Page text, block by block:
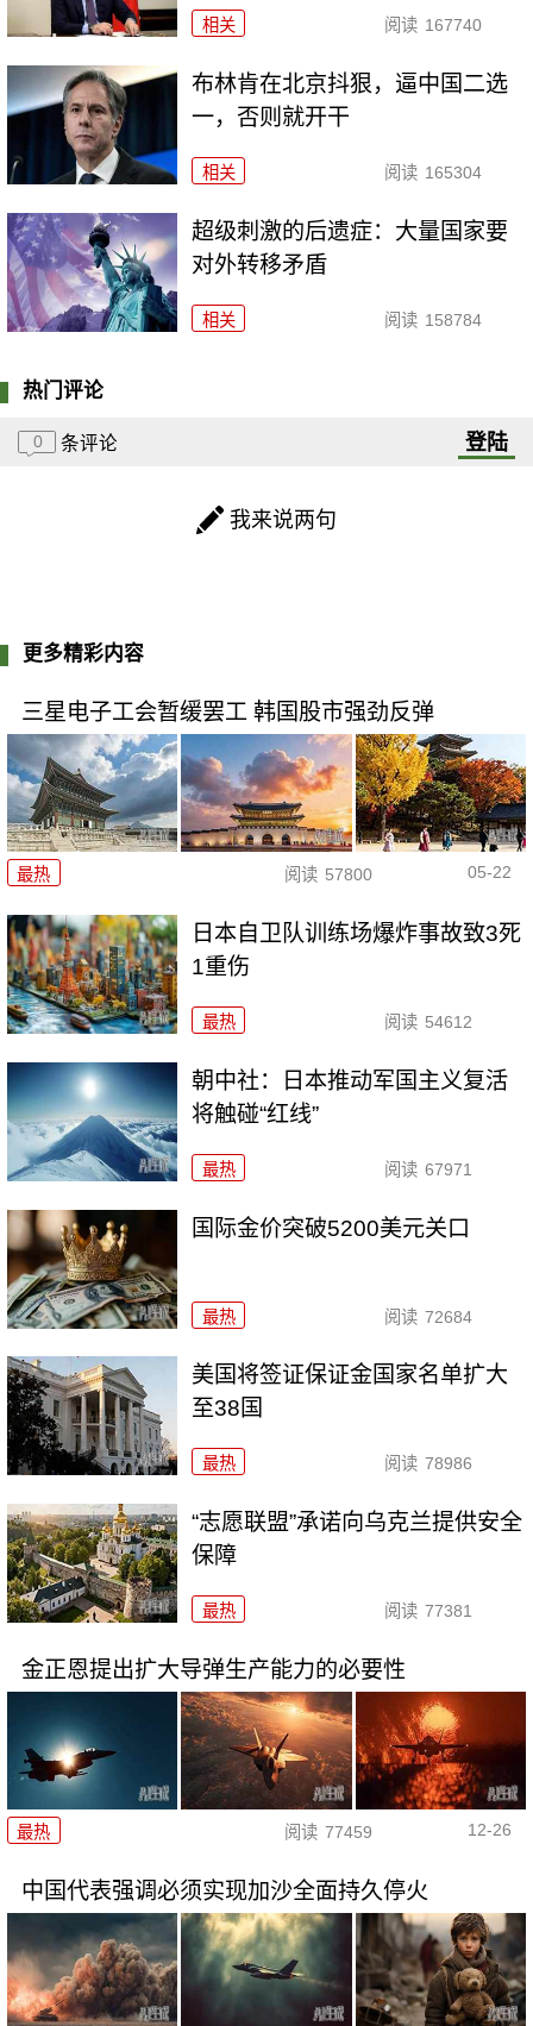
相关 阅读 167740
布林肯在北京抖狠，逼中国二选
一，否则就开干
相关 阅读 165304
超级刺激的后遗症：大量国家要
对外转移矛盾
相关 阅读 158784
热门评论
0 条评论 登陆
我来说两句
更多精彩内容
三星电子工会暂缓罢工 韩国股市强劲反弹
最热 阅读 57800 05-22
日本自卫队训练场爆炸事故致3死
1重伤
最热 阅读 54612
朝中社：日本推动军国主义复活
将触碰“红线”
最热 阅读 67971
国际金价突破5200美元关口
最热 阅读 72684
美国将签证保证金国家名单扩大
至38国
最热 阅读 78986
“志愿联盟”承诺向乌克兰提供安全
保障
最热 阅读 77381
金正恩提出扩大导弹生产能力的必要性
最热 阅读 77459 12-26
中国代表强调必须实现加沙全面持久停火